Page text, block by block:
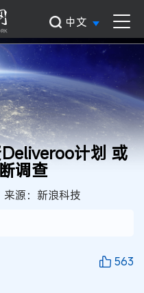
中文
计划 或
调查
来源：新浪科技
563